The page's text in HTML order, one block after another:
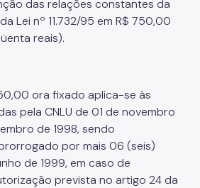
das relações constantes da
Lei nº 11.732/95 em R$ 750,00
reais).
ora fixado aplica-se às
pela CNLU de 01 de novembro
de 1998, sendo
por mais 06 (seis)
de 1999, em caso de
prevista no artigo 24 da